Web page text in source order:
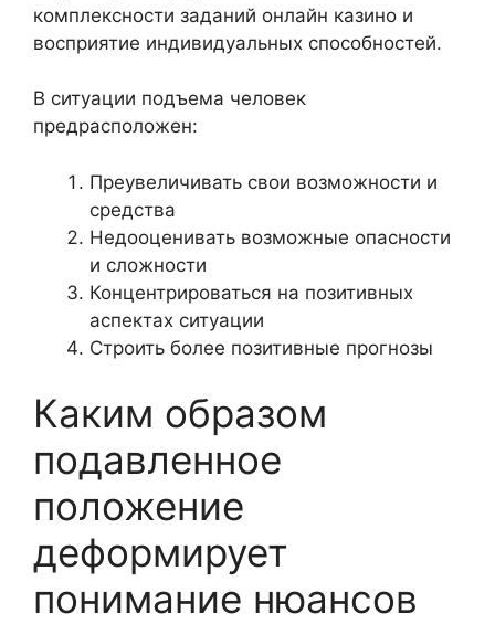
комплексности заданий онлайн казино и
восприятие индивидуальных способностей.
В ситуации подъема человек
предрасположен:
Преувеличивать свои возможности и
средства
Недооценивать возможные опасности
и сложности
Концентрироваться на позитивных
аспектах ситуации
Строить более позитивные прогнозы
Каким образом
подавленное
положение
деформирует
понимание нюансов